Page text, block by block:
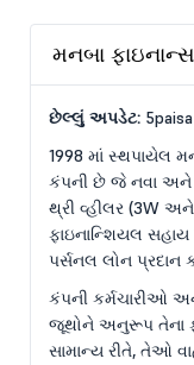
મનબા
છેલ્લું અપડેટ:
1998 માં સ્થપાયેલ
કંપની છે જે નવા અને
થ્રી વ્હીલર (3W
ફાઇનાન્શિયલ
પર્સનલ લોન પ્રદાન
કંપની કર્મચારીઓ
જૂથોને અનુરૂપ તેના
સામાન્ય રીતે, તેઓ